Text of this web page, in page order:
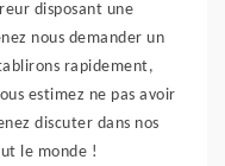
disposant une
nous demander un
rapidement,
estimez ne pas avoir
discuter dans nos
le monde !